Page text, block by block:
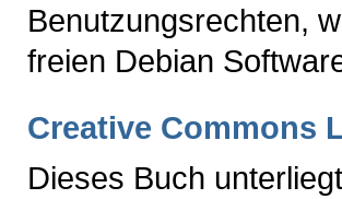
Benutzungsrechten,
freien Debian
Creative Commons
Dieses Buch